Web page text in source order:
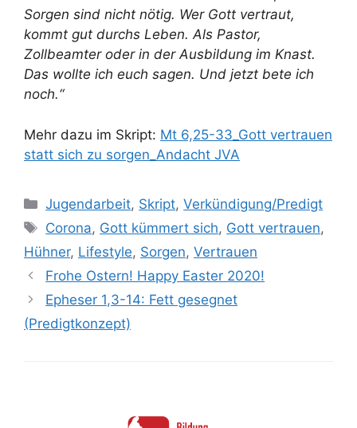
Sorgen sind nicht nötig. Wer Gott vertraut,
kommt gut durchs Leben. Als Pastor,
Zollbeamter oder in der Ausbildung im Knast.
Das wollte ich euch sagen. Und jetzt bete ich
noch.“
Mehr dazu im Skript: Mt 6,25-33_Gott vertrauen
statt sich zu sorgen_Andacht JVA
Kategorien
Jugendarbeit, Skript,Verkündigung/Predigt
Schlagwörter
Corona, Gott kümmert sich, Gott vertrauen,
Hühner, Lifestyle, Sorgen, Vertrauen
Frohe Ostern! Happy Easter 2020!
Epheser 1,3-14: Fett gesegnet
(Predigtkonzept)